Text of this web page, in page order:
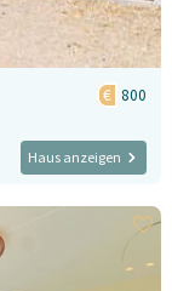
800
Haus anzeigen